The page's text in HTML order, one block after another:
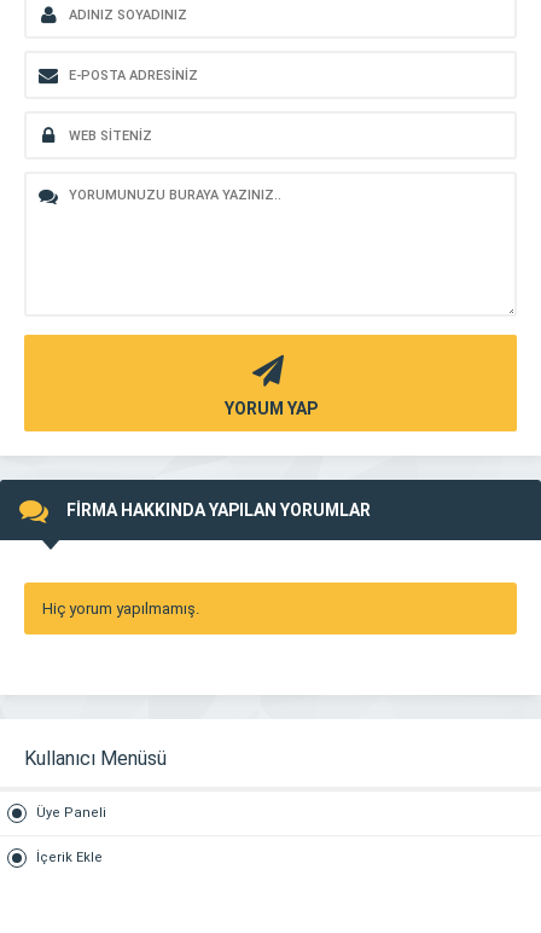
YORUM YAP
FİRMA HAKKINDA YAPILAN YORUMLAR
Hiç yorum yapılmamış.
Kullanıcı Menüsü
Üye Paneli
İçerik Ekle